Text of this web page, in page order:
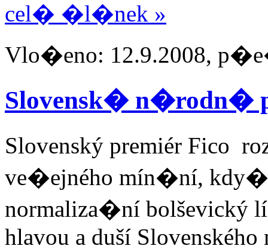
cel� �l�nek »
Vlo�eno: 12.9.2008,
Slovensk� n�rodn�
Slovenský premiér Fico
ve�ejného mín�ní,
normaliza�ní bolševický
hlavou a duší